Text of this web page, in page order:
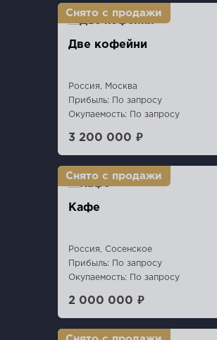
Две кофейни
Россия, Москва
Прибыль: По запросу
Окупаемость: По запросу
3 200 000 ₽
Кафе
Россия, Сосенское
Прибыль: По запросу
Окупаемость: По запросу
2 000 000 ₽